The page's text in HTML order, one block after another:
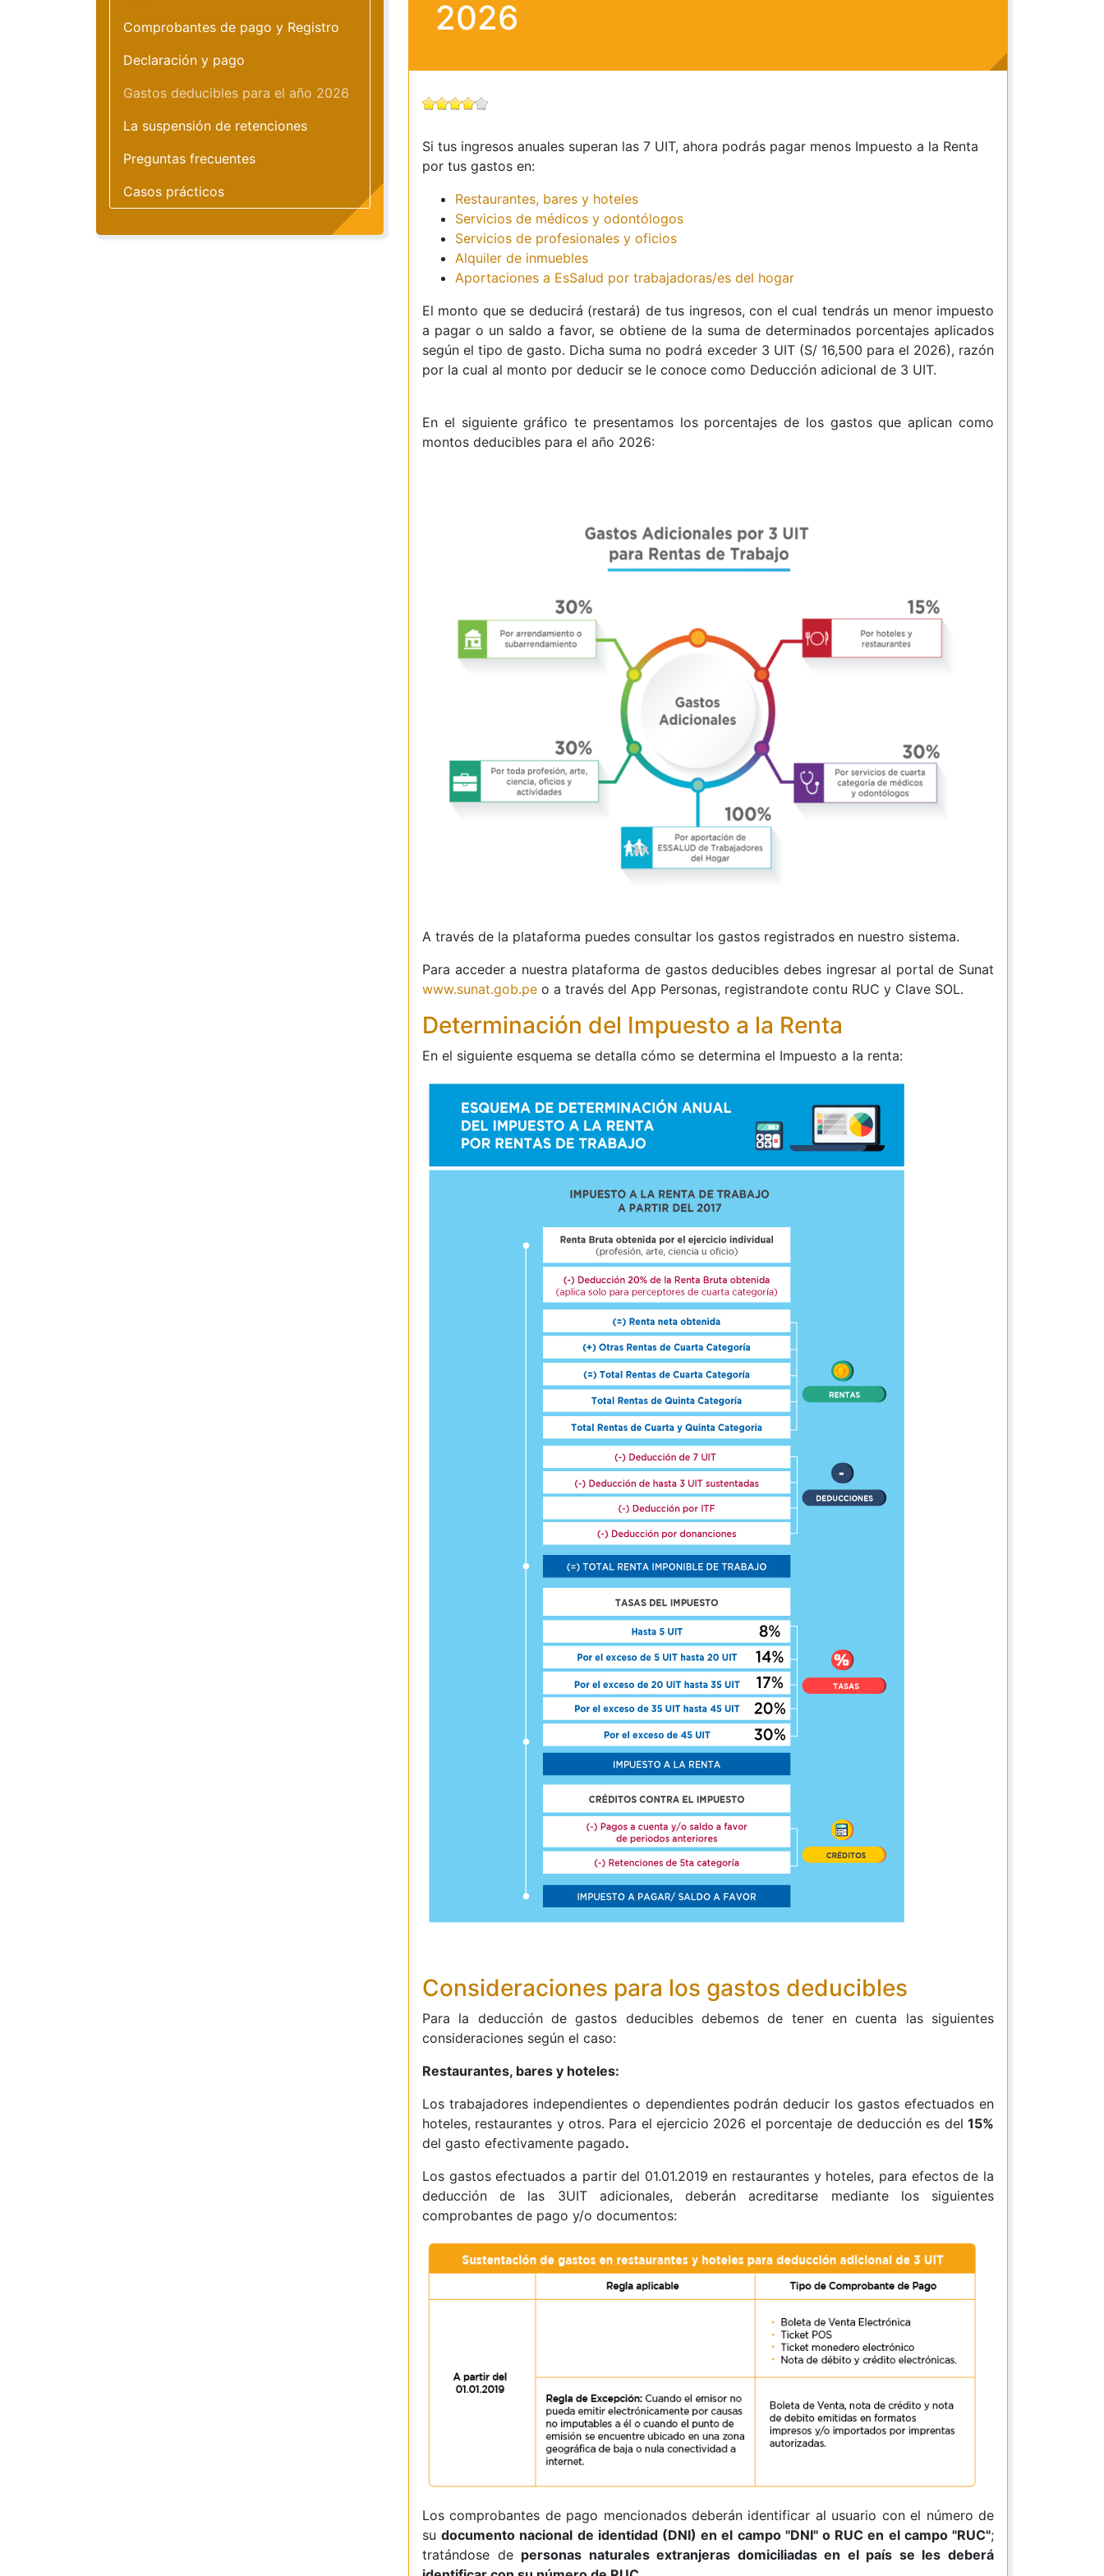
2026
Si tus ingresos anuales superan las 7 UIT, ahora podrás pagar menos Impuesto a la Renta
por tus gastos en:
Restaurantes, bares y hoteles
Servicios de médicos y odontólogos
Servicios de profesionales y oficios
Alquiler de inmuebles
Aportaciones a EsSalud por trabajadoras/es del hogar
El monto que se deducirá (restará) de tus ingresos, con el cual tendrás un menor impuesto
a pagar o un saldo a favor, se obtiene de la suma de determinados porcentajes aplicados
según el tipo de gasto. Dicha suma no podrá exceder 3 UIT (S/ 16,500 para el 2026), razón
por la cual al monto por deducir se le conoce como Deducción adicional de 3 UIT.
En el siguiente gráfico te presentamos los porcentajes de los gastos que aplican como
montos deducibles para el año 2026:
A través de la plataforma puedes consultar los gastos registrados en nuestro sistema.
Para acceder a nuestra plataforma de gastos deducibles debes ingresar al portal de Sunat
www.sunat.gob.peo a través del App Personas, registrandote contu RUC y Clave SOL.
Determinación del Impuesto a la Renta
En el siguiente esquema se detalla cómo se determina el Impuesto a la renta:
Consideraciones para los gastos deducibles
Para la deducción de gastos deducibles debemos de tener en cuenta las siguientes
consideraciones según el caso:
Restaurantes, bares y hoteles:
Los trabajadores independientes o dependientes podrán deducir los gastos efectuados en
hoteles, restaurantes y otros. Para el ejercicio 2026 el porcentaje de deducción es del 15%
del gasto efectivamente pagado.
Los gastos efectuados a partir del 01.01.2019 en restaurantes y hoteles, para efectos de la
deducción de las 3UIT adicionales, deberán acreditarse mediante los siguientes
comprobantes de pago y/o documentos:
Los comprobantes de pago mencionados deberán identificar al usuario con el número de
sudocumento nacional de identidad (DNI) en el campo "DNI" o RUC en el campo "RUC";
tratándose de personas naturales extranjeras domiciliadas en el país se les deberá
Comprobantes de pago y Registro
Declaración y pago
Gastos deducibles para el año 2026
La suspensión de retenciones
Preguntas frecuentes
Casos prácticos